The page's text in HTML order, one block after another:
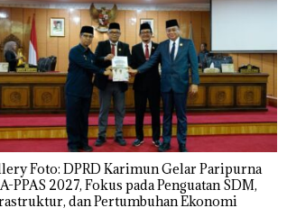
Foto: DPRD Karimun Gelar Paripurna
PPAS 2027, Fokus pada Penguatan SDM,
dan Pertumbuhan Ekonomi